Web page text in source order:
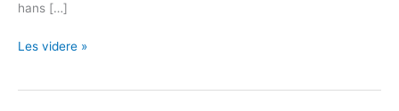
hans […]
Høstmøte
Les videre »